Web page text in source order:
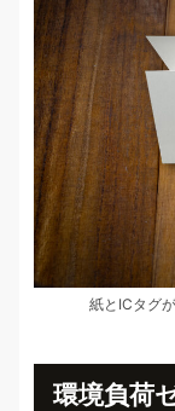
紙とICタグ
環境負荷